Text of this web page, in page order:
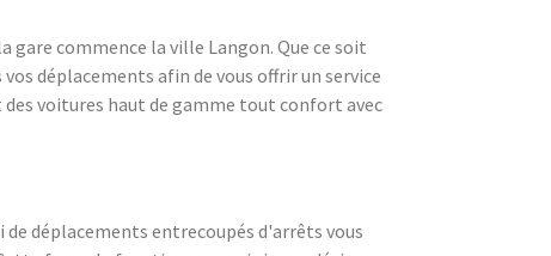
gare commence la ville Langon. Que ce soit
déplacements afin de vous offrir un service
voitures haut de gamme tout confort avec
déplacements entrecoupés d'arrêts vous